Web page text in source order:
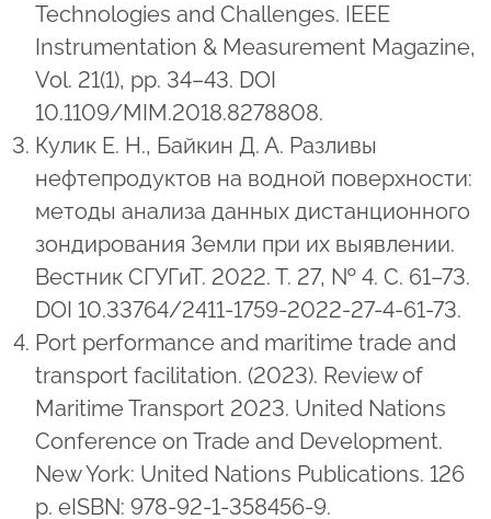
Technologies and Challenges. IEEE
Instrumentation & Measurement Magazine,
Vol. 21(1), pp. 34–43. DOI
10.1109/MIM.2018.8278808.
Кулик Е. Н., Байкин Д. А. Разливы
нефтепродуктов на водной поверхности:
методы анализа данных дистанционного
зондирования Земли при их выявлении.
Вестник СГУГиТ. 2022. Т. 27, № 4. C. 61–73.
DOI 10.33764/2411-1759-2022-27-4-61-73.
Port performance and maritime trade and
transport facilitation. (2023). Review of
Maritime Transport 2023. United Nations
Conference on Trade and Development.
New York: United Nations Publications. 126
p. eISBN: 978-92-1-358456-9.